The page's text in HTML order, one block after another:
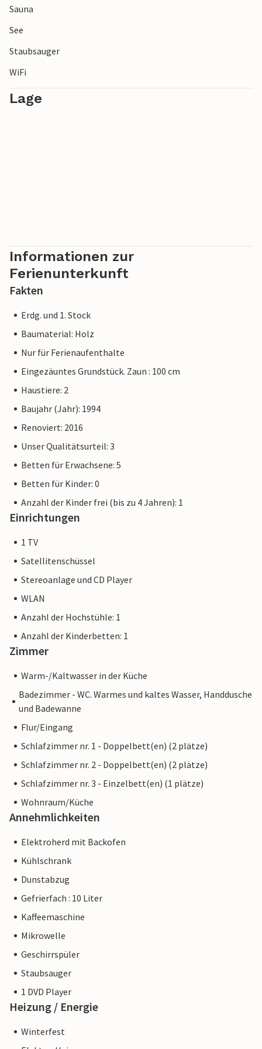
Sauna
See
Staubsauger
WiFi
Lage
Informationen zur
Ferienunterkunft
Fakten
Erdg. und 1. Stock
Baumaterial: Holz
Nur für Ferienaufenthalte
Eingezäuntes Grundstück. Zaun : 100 cm
Haustiere: 2
Baujahr (Jahr): 1994
Renoviert: 2016
Unser Qualitätsurteil: 3
Betten für Erwachsene: 5
Betten für Kinder: 0
Anzahl der Kinder frei (bis zu 4 Jahren): 1
Einrichtungen
1 TV
Satellitenschüssel
Stereoanlage und CD Player
WLAN
Anzahl der Hochstühle: 1
Anzahl der Kinderbetten: 1
Zimmer
Warm-/Kaltwasser in der Küche
Badezimmer - WC. Warmes und kaltes Wasser, Handdusche
und Badewanne
Flur/Eingang
Schlafzimmer nr. 1 - Doppelbett(en) (2 plätze)
Schlafzimmer nr. 2 - Doppelbett(en) (2 plätze)
Schlafzimmer nr. 3 - Einzelbett(en) (1 plätze)
Wohnraum/Küche
Annehmlichkeiten
Elektroherd mit Backofen
Kühlschrank
Dunstabzug
Gefrierfach : 10 Liter
Kaffeemaschine
Mikrowelle
Geschirrspüler
Staubsauger
1 DVD Player
Heizung / Energie
Winterfest